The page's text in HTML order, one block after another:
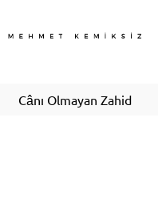
Cânı Olmayan Zahid